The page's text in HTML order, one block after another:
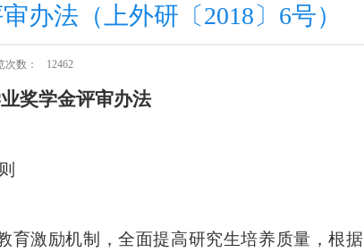
办法（上外研〔2018〕6号）
次数： 12462
奖学金评审办法
育激励机制，全面提高研究生培养质量，根据